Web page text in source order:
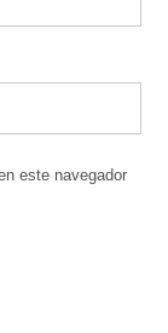
este navegador